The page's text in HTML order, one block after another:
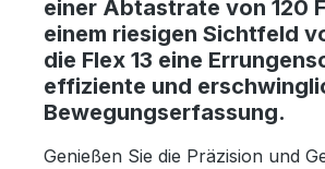
einer Abtastrate von 120
einem riesigen Sichtfeld
die Flex 13 eine
effiziente und
Bewegungserfassung.
Genießen Sie die Präzision und